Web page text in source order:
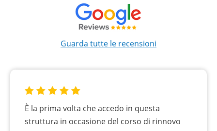
Guarda tutte le recensioni
È la prima volta che accedo in questa
struttura in occasione del corso di rinnovo